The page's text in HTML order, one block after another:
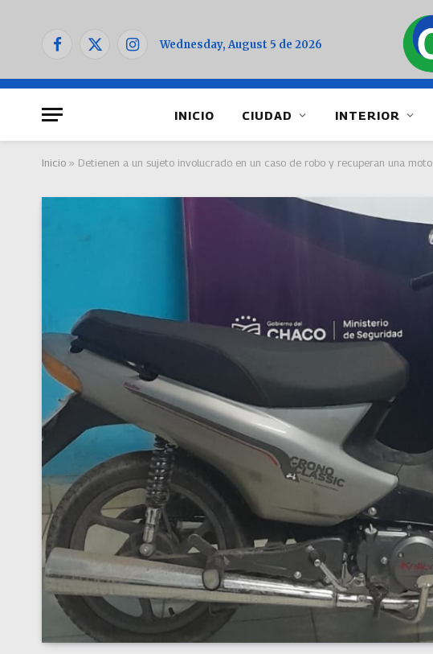
Facebook
X
InstagramWednesday, August 5 de 2026
INICIO CIUDAD INTERIOR
Inicio » Detienen a un sujeto involucrado en un caso de robo y recuperan una moto